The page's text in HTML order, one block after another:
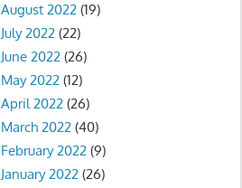
August 2022 (19)
July 2022 (22)
June 2022 (26)
May 2022 (12)
April 2022 (26)
March 2022 (40)
February 2022 (9)
January 2022 (26)